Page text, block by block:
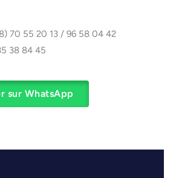
70 55 20 13 / 96 58 04 42
38 84 45
sur WhatsApp